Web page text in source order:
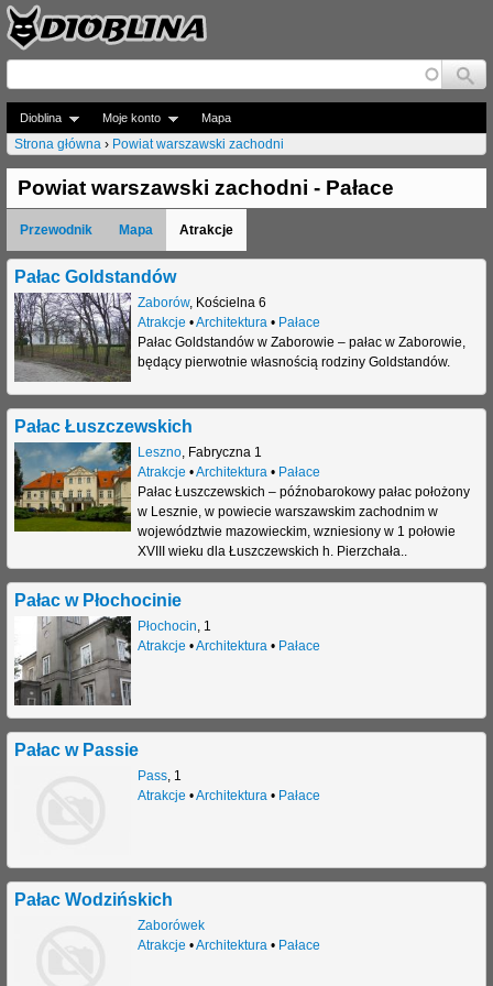
Jump to navigation
Dioblina Moje konto Mapa
J
e
s
t
e
ś
t
u
t
a
j
Strona główna › Powiat warszawski zachodni
Powiat warszawski zachodni - Pałace
Przewodnik Mapa Atrakcje
Pałac Goldstandów
Zaborów, Kościelna 6
Atrakcje •Architektura • Pałace
Pałac Goldstandów w Zaborowie – pałac w Zaborowie,
będący pierwotnie własnością rodziny Goldstandów.
Pałac Łuszczewskich
Leszno, Fabryczna 1
Atrakcje •Architektura • Pałace
Pałac Łuszczewskich – późnobarokowy pałac położony
w Lesznie, w powiecie warszawskim zachodnim w
województwie mazowieckim, wzniesiony w 1 połowie
XVIII wieku dla Łuszczewskich h. Pierzchała..
Pałac w Płochocinie
Płochocin 1
Atrakcje •Architektura • Pałace
Pałac w Passie
Pass, 1
Atrakcje •Architektura • Pałace
Pałac Wodzińskich
Zaborówek
Atrakcje •Architektura • Pałace